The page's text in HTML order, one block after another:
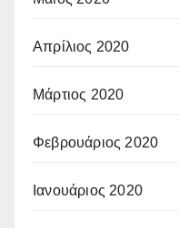
Απρίλιος 2020
Μάρτιος 2020
Φεβρουάριος 2020
Ιανουάριος 2020